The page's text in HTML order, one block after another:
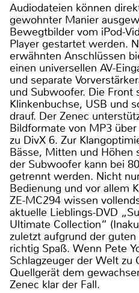
Audiodateien können
gewohnter Manier
Bewegtbilder vom iPod-
Player gestartet werden.
erwähnten Anschlüssen
einen universellen AV-
und separate
und Subwoofer. Die Front
Klinkenbuchse, USB und
drauf. Der Zenec
Bildformate von MP3
zu DivX 6. Zur
Bässe, Mitten und Höhen
der Subwoofer kann bei
getrennt werden. Nicht
Bedienung und vor allem
ZE-MC294 wissen
aktuelle Lieblings-DVD
Ultimate Collection“
zuletzt aufgrund der
richtig Spaß. Wenn Pete
Schlagzeuger der Welt zu
Quellgerät dem
Zenec klar der Fall.